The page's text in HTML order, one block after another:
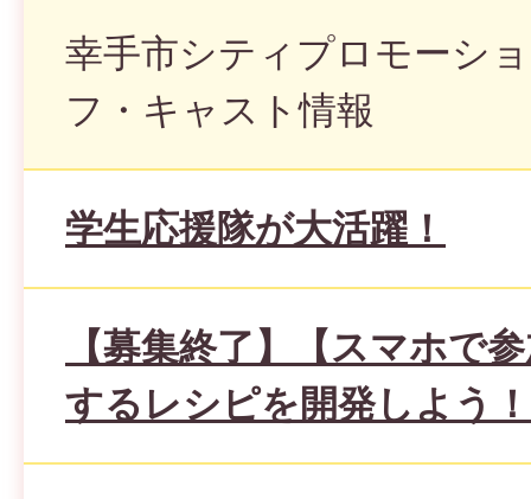
幸手市シティプロモーシ
フ・キャスト情報
学生応援隊が大活躍！
【募集終了】【スマホで
するレシピを開発しよう！